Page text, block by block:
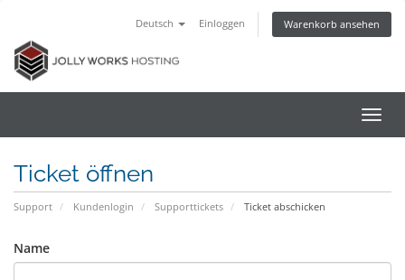
Deutsch Einloggen Warenkorb ansehen
ein-/
Ticket öffnen
Support Kundenlogin Supporttickets Ticket abschicken
Name